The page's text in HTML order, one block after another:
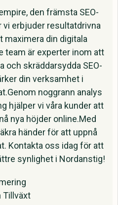
den främsta SEO-
vi erbjuder resultatdrivna
maximera din digitala
team är experter inom att
och skräddarsydda SEO-
din verksamhet i
noggrann analys
hjälper vi våra kunder att
nya höjder online.Med
händer för att uppnå
Kontakta oss idag för att
synlighet i Nordanstig!
Tillväxt